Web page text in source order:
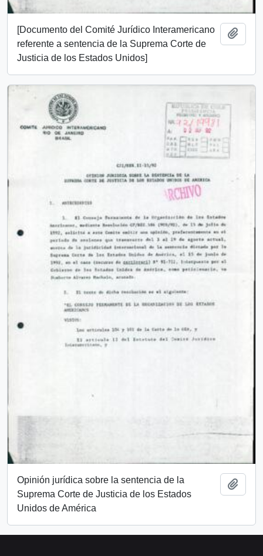
[Documento del Comité Jurídico Interamericano
referente a sentencia de la Suprema Corte de
Justicia de los Estados Unidos]
Opinión jurídica sobre la sentencia de la
Suprema Corte de Justicia de los Estados
Unidos de América